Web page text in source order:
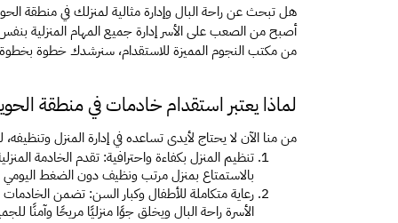
هل تبحث عن راحة البال وإدارة مثالية لمنزلك في منطقة
من مكتب النجوم المميزة للاستقدام، سنرشدك خطوة بخطوة
لماذا يعتبر استقدام خادمات في منطقة
من منا الآن لا يحتاج لأيدى تساعده في إدارة المنزل
بالاستمتاع بمنزل مرتب ونظيف دون الضغط اليومي
الأسرة راحة البال ويخلق جوًا منزليًا مريحًا وآمنًا